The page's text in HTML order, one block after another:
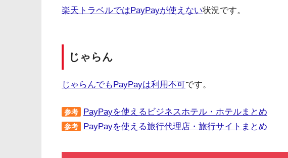
楽天トラベルではPayPayが使えない状況です。
じゃらん
じゃらんでもPayPayは利用不可です。
参考 PayPayを使えるビジネスホテル・ホテルまとめ
参考 PayPayを使える旅行代理店・旅行サイトまとめ